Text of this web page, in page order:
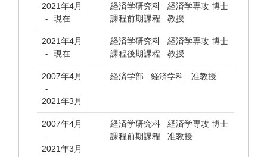
2021年4月
- 現在
経済学研究科 経済学専攻 博士
課程前期課程 教授
2021年4月
- 現在
経済学研究科 経済学専攻 博士
課程後期課程 教授
2007年4月
-
2021年3月
経済学部 経済学科 准教授
2007年4月
-
2021年3月
経済学研究科 経済学専攻 博士
課程前期課程 准教授